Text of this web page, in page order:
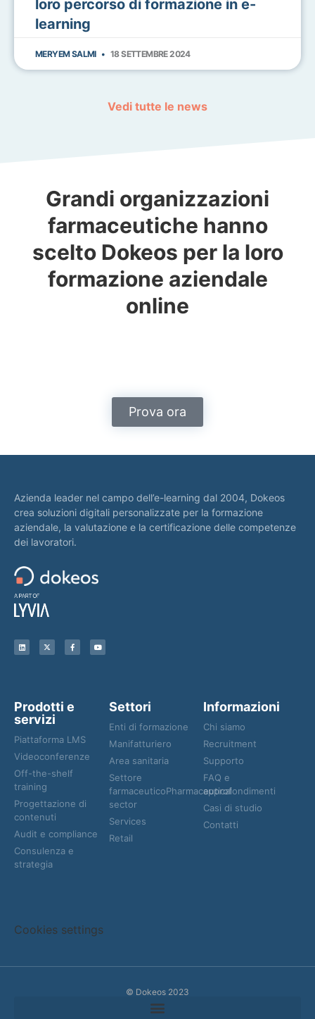
loro percorso di formazione in e-
learning
MERYEM SALMI 18 SETTEMBRE 2024
Vedi tutte le news
Grandi organizzazioni
farmaceutiche hanno
scelto Dokeos per la loro
formazione aziendale
online
Prova ora
Azienda leader nel campo dell’e-learning dal 2004, Dokeos
crea soluzioni digitali personalizzate per la formazione
aziendale, la valutazione e la certificazione delle competenze
dei lavoratori.
Prodotti e
servizi
Piattaforma LMS
Videoconferenze
Off-the-shelf
training
Progettazione di
contenuti
Audit e compliance
Consulenza e
strategia
Settori
Enti di formazione
Manifatturiero
Area sanitaria
Settore
farmaceuticoPharmaceutical
sector
Services
Retail
Informazioni
Chi siamo
Recruitment
Supporto
FAQ e
approfondimenti
Casi di studio
Contatti
Cookies settings
© Dokeos 2023